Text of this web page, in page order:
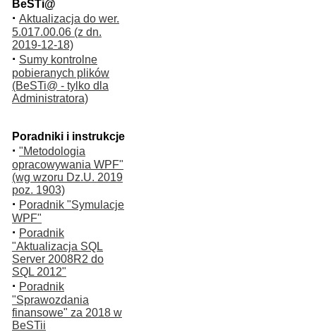
BeSTi@
· Aktualizacja do wer.
5.017.00.06 (z dn.
2019-12-18)
· Sumy kontrolne
pobieranych plików
(BeSTi@ - tylko dla
Administratora)
Poradniki i instrukcje
· "Metodologia
opracowywania WPF"
(wg wzoru Dz.U. 2019
poz. 1903)
· Poradnik "Symulacje
WPF"
· Poradnik
"Aktualizacja SQL
Server 2008R2 do
SQL 2012"
· Poradnik
"Sprawozdania
finansowe" za 2018 w
BeSTii